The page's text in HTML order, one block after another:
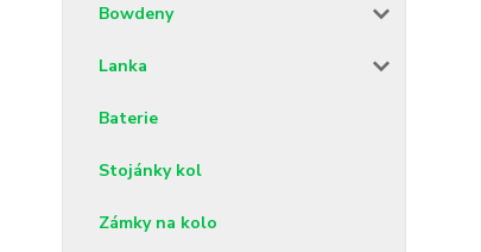
Bowdeny
Lanka
Baterie
Stojánky kol
Zámky na kolo